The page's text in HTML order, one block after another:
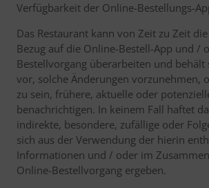
Verfügbarkeit der Online-Bestellungs-
Das Restaurant kann von Zeit zu Zeit
Bezug auf die Online-Bestell-App und /
Bestellvorgang überarbeiten und behält
vor, solche Änderungen vorzunehmen,
zu sein, frühere, aktuelle oder
benachrichtigen. In keinem Fall haftet
indirekte, besondere, zufällige oder
sich aus der Verwendung der hierin
Informationen und / oder im
Online-Bestellvorgang ergeben.